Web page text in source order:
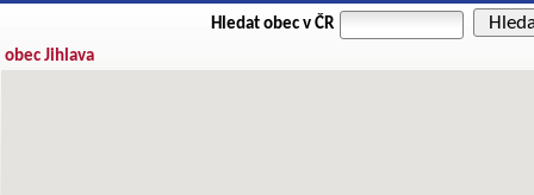
Hledat obec v ČR
obec Jihlava